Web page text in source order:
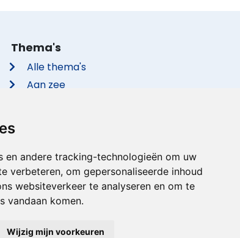
en andere tracking-technologieën om uw
verbeteren, om gepersonaliseerde inhoud
websiteverkeer te analyseren en om te
vandaan komen.
Wijzig mijn voorkeuren
Thema's
Alle thema's
Aan zee
Met privé zwembad
Met sauna